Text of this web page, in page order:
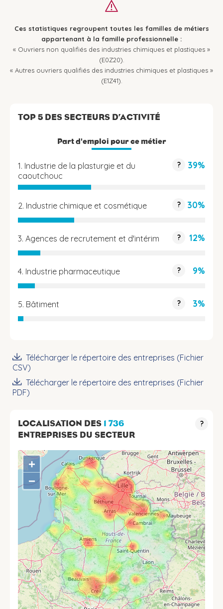
Ces statistiques regroupent toutes les familles de métiers
appartenant à la famille professionnelle :
« Ouvriers non qualifiés des industries chimiques et plastiques »
(E0Z20).
« Autres ouvriers qualifiés des industries chimiques et plastiques »
(E1Z41).
TOP 5 DES SECTEURS D’ACTIVITÉ
Part d'emploi pour ce métier
1. Industrie de la plasturgie et du
caoutchouc
? 39%
2. Industrie chimique et cosmétique ? 30%
3. Agences de recrutement et d'intérim ? 12%
4. Industrie pharmaceutique ? 9%
5. Bâtiment ? 3%
Télécharger le répertoire des entreprises (Fichier
CSV)
Télécharger le répertoire des entreprises (Fichier
PDF)
LOCALISATION DES 1 736
ENTREPRISES DU SECTEUR
?
+
−